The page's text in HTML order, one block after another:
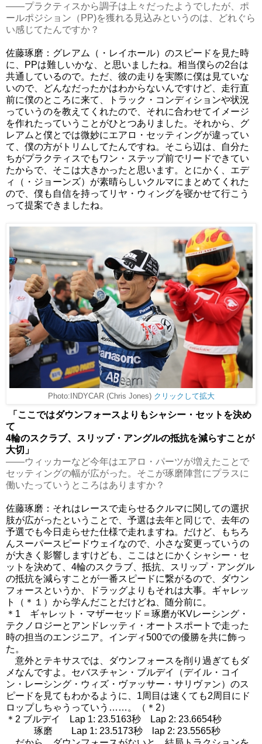
――プラクティスから調子は上々だったようでしたが、ポ
ールポジション（PP)を獲れる見込みというのは、どれぐら
い感じてたんですか？
佐藤琢磨：グレアム（・レイホール）のスピードを見た時
に、PPは難しいかな、と思いましたね。相当僕らの2台は
共通しているので。ただ、彼の走りを実際に僕は見ていな
いので、どんなだったかはわからないんですけど、走行直
前に僕のところに来て、トラック・コンディションや状況
っていうのを教えてくれたので、それに合わせてイメージ
を作れたっていうことがひとつありました。それから、グ
レアムと僕とでは微妙にエアロ・セッティングが違ってい
て、僕の方がトリムしてたんですね。そこら辺は、自分た
ちがプラクティスでもワン・ステップ前でリードできてい
たからで、そこは大きかったと思います。とにかく、エデ
ィ（・ジョーンズ）が素晴らしいクルマにまとめてくれた
ので、僕も自信を持ってリヤ・ウィングを寝かせて行こう
って提案できましたね。
Photo:INDYCAR (Chris Jones) クリックして拡大
「ここではダウンフォースよりもシャシー・セットを決め
て
4輪のスクラブ、スリップ・アングルの抵抗を減らすことが
大切」
――ウィッカーなど今年はエアロ・パーツが増えたことで
セッティングの幅が広がった。そこが琢磨陣営にプラスに
働いたっていうところはありますか？
佐藤琢磨：それはレースで走らせるクルマに関しての選択
肢が広がったということで、予選は去年と同じで、去年の
予選でも今日走らせた仕様で走れますね。だけど、もちろ
んスーパースピードウェイなので、小さな変更っていうの
が大きく影響しますけども、ここはとにかくシャシー・セ
ットを決めて、4輪のスクラブ、抵抗、スリップ・アングル
の抵抗を減らすことが一番スピードに繋がるので、ダウン
フォースというか、ドラッグよりもそれは大事。ギャレッ
ト（＊１）から学んだことだけどね、随分前に。
＊1 ギャレット・マザーセッド＝琢磨がKVレーシング・
テクノロジーとアンドレッティ・オートスポートで走った
時の担当のエンジニア。インディ500での優勝を共に飾っ
た。
意外とテキサスでは、ダウンフォースを削り過ぎてもダ
メなんですよ。セバスチャン・ブルデイ（デイル・コイ
ン・レーシング・ウィズ・ヴァッサー・サリヴァン）のス
ピードを見てもわかるように、1周目は速くても2周目にド
ロップしちゃうっていう……。（＊2）
＊2 ブルデイ Lap 1: 23.5163秒 Lap 2: 23.6654秒
琢磨 Lap 1: 23.5173秒 lap 2: 23.5565秒